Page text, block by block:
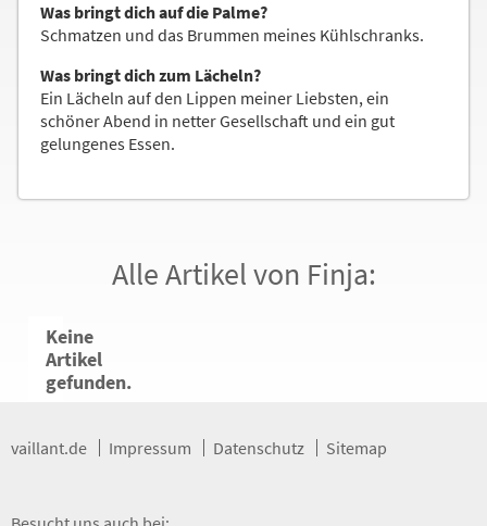
Was bringt dich auf die Palme?
Schmatzen und das Brummen meines Kühlschranks.
Was bringt dich zum Lächeln?
Ein Lächeln auf den Lippen meiner Liebsten, ein
schöner Abend in netter Gesellschaft und ein gut
gelungenes Essen.
Alle Artikel von Finja:
Keine
Artikel
gefunden.
vaillant.de Impressum Datenschutz Sitemap